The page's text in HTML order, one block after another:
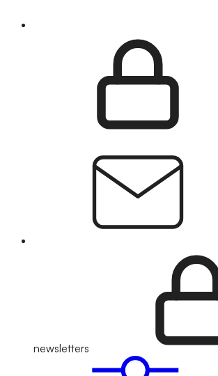
newsletters